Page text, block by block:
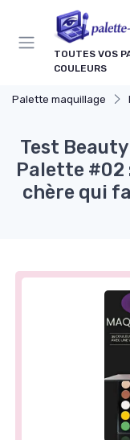
TOUTES VOS
COULEURS
Palette maquillage
Test
Palette #02
chère qui
Panneau de gestion